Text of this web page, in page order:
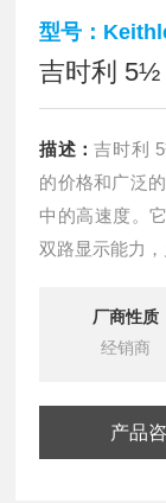
型号：
吉时利 5½
描述：吉时利
的价格和广泛
中的高速度。
双路显示能力
厂商性质
经销商
产品